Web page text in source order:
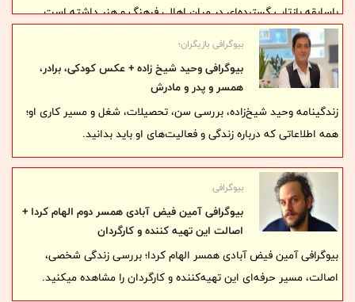
باسابقه بازتاب گسترده‌ای در میان اهالی فرهنگ و هنر داشته است.
بیوگرافی بازیگران؛
بیوگرافی وحید شیخ زاده + عکس کودکی، برادر،
همسر و پدر و مادرش
زندگینامه وحید شیخ‌زاده، بررسی سن، تحصیلات، شغل و مسیر کاری او؛
همه اطلاعاتی که درباره زندگی و فعالیت‌های او باید بدانید.
بیوگرافی
بیوگرافی آمین فیض آبادی همسر دوم الهام کردا +
اصالت این تهیه کننده و کارگردان
بیوگرافی آمین فیض آبادی همسر الهام کردا؛ بررسی زندگی شخصی،
اصالت، مسیر حرفه‌ای این تهیه‌کننده و کارگردان را مشاهده میکنید.